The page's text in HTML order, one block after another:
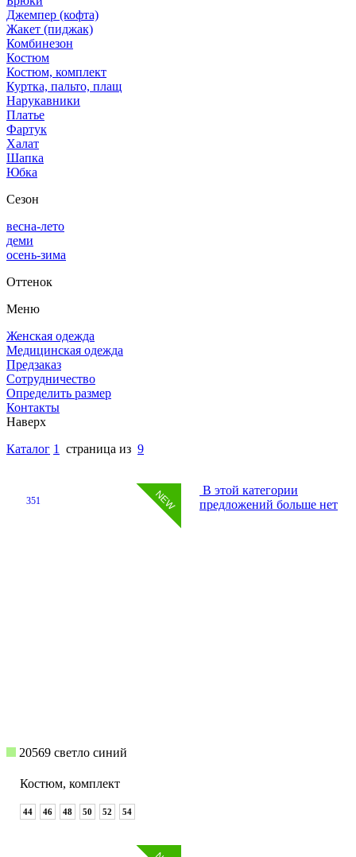
Джемпер (кофта)
Жакет (пиджак)
Комбинезон
Костюм
Костюм, комплект
Куртка, пальто, плащ
Нарукавники
Платье
Фартук
Халат
Шапка
Юбка
Сезон
весна-лето
деми
осень-зима
Оттенок
Меню
Женская одежда
Медицинская одежда
Предзаказ
Сотрудничество
Определить размер
Контакты
Наверх
Каталог 1 страница из 9
351
20569 светло синий
Костюм, комплект
44 46 48 50 52 54
В этой категории
предложений больше нет